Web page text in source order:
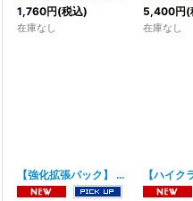
1,760円(税込)
在庫なし
5,400円(
在庫なし
【強化拡張パック】 ナイトワンダラー